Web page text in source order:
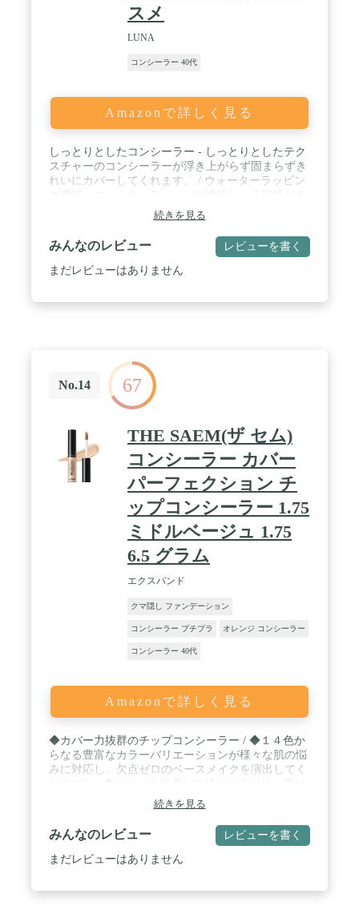
スメ
LUNA
コンシーラー 40代
Amazonで詳しく見る
しっとりとしたコンシーラー - しっとりとしたテク
スチャーのコンシーラーが浮き上がらず固まらずき
れいにカバーしてくれます。 / ウォーターラッピン
バーと持続力があります。 / ファンデーションの化
粧が重すぎたら, コンシーラーで軽くつけて化粧し
てみてください。 / 肌トーンに合わせたカラー - ご
本人に似合うカラーが完備されています。
続きを見る
みんなのレビュー レビューを書く
まだレビューはありません
No.14 67
THE SAEM(ザ セム)
コンシーラー カバー
パーフェクション チ
ップコンシーラー 1.75
ミドルベージュ 1.75
6.5 グラム
エクスパンド
クマ隠し ファンデーション
コンシーラー プチプラ オレンジ コンシーラー
コンシーラー 40代
Amazonで詳しく見る
◆カバー力抜群のチップコンシーラー / ◆１４色か
らなる豊富なカラーバリエーションが様々な肌の悩
みに対応し、欠点ゼロのベースメイクを演出してく
塗りしても厚塗りにならず、カバー力が増す高密度
コンシーラー / ◆ソフトフォーカスパウダーが肌の
欠点をカバーし、ロングラスティングポリマー効果
で長時間メイクしたての綺麗な肌が続きます。 / ◆
ファンデーション、ＢＢクリームの後、ベースメイ
続きを見る
みんなのレビュー レビューを書く
まだレビューはありません